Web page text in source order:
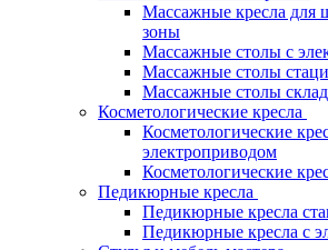
Массажные кресла для
зоны
Массажные столы с
Массажные столы
Массажные столы
Косметологические кресла
Косметологические
электроприводом
Косметологические
Педикюрные кресла
Педикюрные кресла
Педикюрные кресла с